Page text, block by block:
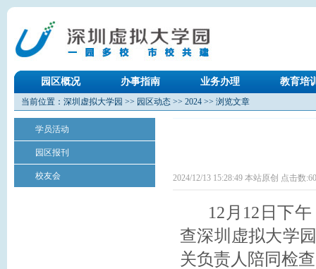
园区概况 办事指南 业务办理 教育培
当前位置： 深圳虚拟大学园 >> 园区动态 >> 2024 >> 浏览文章
学员活动
园区报刊
校友会 2024/12/13 15:28:49 本站原创 点击数:
12月12日下午
查深圳虚拟大学
关负责人陪同检